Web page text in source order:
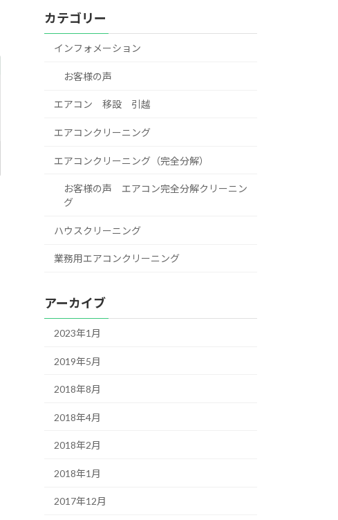
カテゴリー
インフォメーション
お客様の声
エアコン 移設 引越
エアコンクリーニング
エアコンクリーニング（完全分解）
お客様の声 エアコン完全分解クリーニン
グ
ハウスクリーニング
業務用エアコンクリーニング
アーカイブ
2023年1月
2019年5月
2018年8月
2018年4月
2018年2月
2018年1月
2017年12月